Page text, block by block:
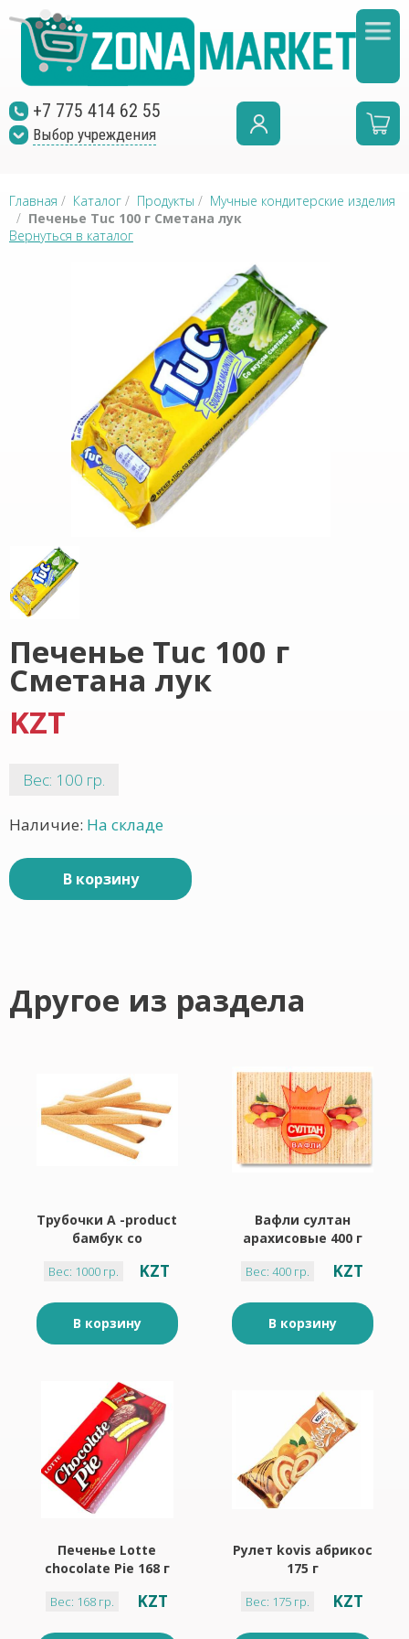
+7 775 414 62 55
Выбор учреждения
Главная / Каталог / Продукты / Мучные кондитерские изделия
/ Печенье Tuc 100 г Сметана лук
Вернуться в каталог
Печенье Tuc 100 г
Сметана лук
KZT
Вес: 100 гр.
Наличие: На складе
В корзину
Другое из раздела
Трубочки A -product
бамбук со
Вес: 1000 гр. KZT
В корзину
Вафли султан
арахисовые 400 г
Вес: 400 гр. KZT
В корзину
Печенье Lotte
chocolate Pie 168 г
Вес: 168 гр. KZT
Рулет kovis абрикос
175 г
Вес: 175 гр. KZT